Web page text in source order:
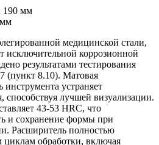
190 мм
медицинской стали,
исключительной коррозионной
результатами тестирования
(пункт 8.10). Матовая
инструмента устраняет
способствуя лучшей визуализации.
43-53 HRC, что
и сохранение формы при
Расширитель полностью
обработки, включая